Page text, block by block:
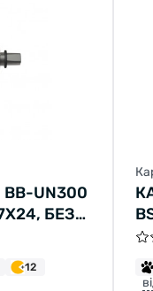
BB-UN300
БЕЗ
12